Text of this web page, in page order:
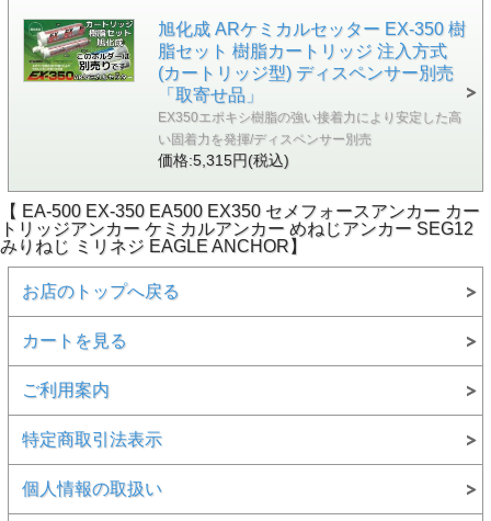
旭化成 ARケミカルセッター EX-350 樹
脂セット 樹脂カートリッジ 注入方式
(カートリッジ型) ディスペンサー別売
「取寄せ品」
EX350エポキシ樹脂の強い接着力により安定した高
い固着力を発揮/ディスペンサー別売
価格:5,315円(税込)
【 EA-500 EX-350 EA500 EX350 セメフォースアンカー カー
トリッジアンカー ケミカルアンカー めねじアンカー SEG12
みりねじ ミリネジ EAGLE ANCHOR】
お店のトップへ戻る
カートを見る
ご利用案内
特定商取引法表示
個人情報の取扱い